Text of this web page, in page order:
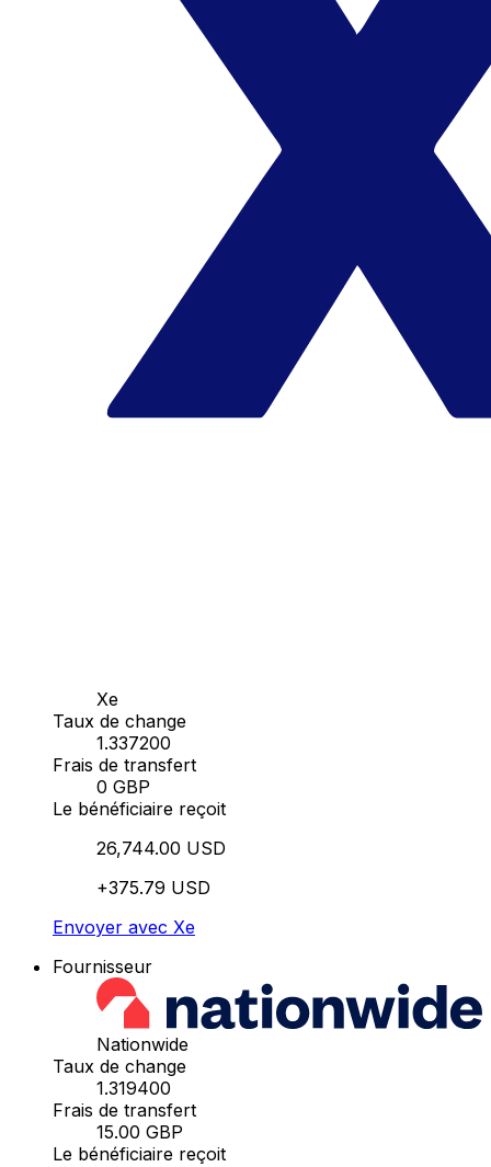
Xe
Taux de change
1.337200
Frais de transfert
0 GBP
Le bénéficiaire reçoit
26,744.00 USD
+375.79 USD
Envoyer avec Xe
Fournisseur
Nationwide
Taux de change
1.319400
Frais de transfert
15.00 GBP
Le bénéficiaire reçoit